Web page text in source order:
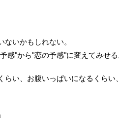
いかもしれない。
"から"恋の予感"に変えてみせる
い、お腹いっぱいになるくらい